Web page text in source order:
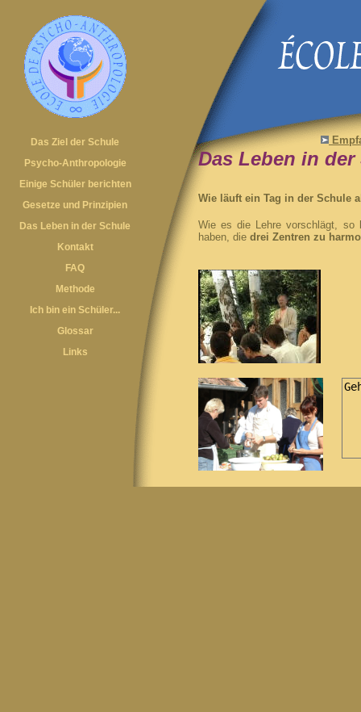
Das Leben in der
Wie läuft ein Tag in der Schule
Wie es die Lehre vorschlägt, so
haben, die drei Zentren zu
Das Ziel der Schule
Psycho-Anthropologie
Einige Schüler berichten
Gesetze und Prinzipien
Das Leben in der Schule
Kontakt
FAQ
Methode
Ich bin ein Schüler...
Glossar
Links